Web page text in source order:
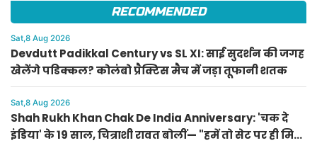
RECOMMENDED
Sat,8 Aug 2026
Devdutt Padikkal Century vs SL XI: साई सुदर्शन की जगह
खेलेंगे पडिक्कल? कोलंबो प्रैक्टिस मैच में जड़ा तूफानी शतक
Sat,8 Aug 2026
Shah Rukh Khan Chak De India Anniversary: 'चक दे
इंडिया' के 19 साल, चित्राशी रावत बोलीं— "हमें तो सेट पर ही मिल